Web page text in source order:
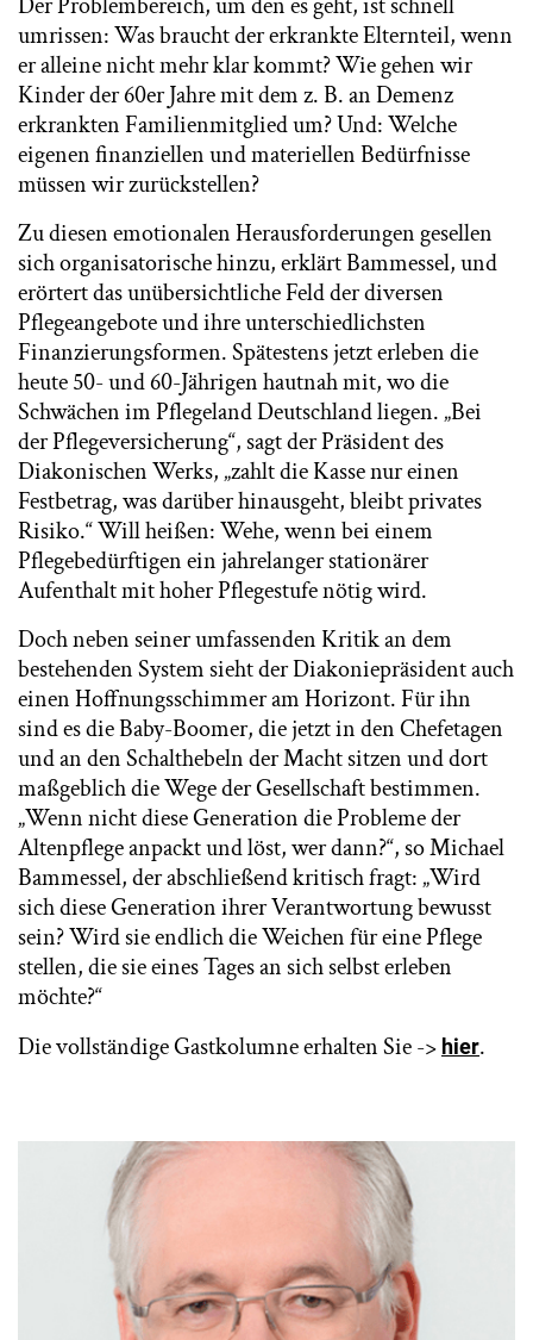
Der Problembereich, um den es geht, ist schnell
umrissen: Was braucht der erkrankte Elternteil, wenn
er alleine nicht mehr klar kommt? Wie gehen wir
Kinder der 60er Jahre mit dem z. B. an Demenz
erkrankten Familienmitglied um? Und: Welche
eigenen finanziellen und materiellen Bedürfnisse
müssen wir zurückstellen?
Zu diesen emotionalen Herausforderungen gesellen
sich organisatorische hinzu, erklärt Bammessel, und
erörtert das unübersichtliche Feld der diversen
Pflegeangebote und ihre unterschiedlichsten
Finanzierungsformen. Spätestens jetzt erleben die
heute 50- und 60-Jährigen hautnah mit, wo die
Schwächen im Pflegeland Deutschland liegen. „Bei
der Pflegeversicherung“, sagt der Präsident des
Diakonischen Werks, „zahlt die Kasse nur einen
Festbetrag, was darüber hinausgeht, bleibt privates
Risiko.“ Will heißen: Wehe, wenn bei einem
Pflegebedürftigen ein jahrelanger stationärer
Aufenthalt mit hoher Pflegestufe nötig wird.
Doch neben seiner umfassenden Kritik an dem
bestehenden System sieht der Diakoniepräsident auch
einen Hoffnungsschimmer am Horizont. Für ihn
sind es die Baby-Boomer, die jetzt in den Chefetagen
und an den Schalthebeln der Macht sitzen und dort
maßgeblich die Wege der Gesellschaft bestimmen.
„Wenn nicht diese Generation die Probleme der
Altenpflege anpackt und löst, wer dann?“, so Michael
Bammessel, der abschließend kritisch fragt: „Wird
sich diese Generation ihrer Verantwortung bewusst
sein? Wird sie endlich die Weichen für eine Pflege
stellen, die sie eines Tages an sich selbst erleben
möchte?“
Die vollständige Gastkolumne erhalten Sie -> hier.